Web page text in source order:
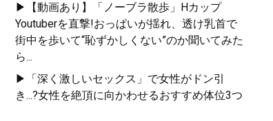
▶【動画あり】「ノーブラ散歩」Hカップ
Youtuberを直撃!おっぱいが揺れ、透け乳首で
街中を歩いて“恥ずかしくない”のか聞いてみた
ら...
▶「深く激しいセックス」で女性がドン引
き...?女性を絶頂に向かわせるおすすめ体位3つ